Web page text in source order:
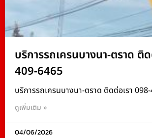
บริการรถเครนบางนา-ตราด ติ
409-6465
บริการรถเครนบางนา-ตราด ติดต่อเรา
ดูเพิ่มเติม »
04/06/2026